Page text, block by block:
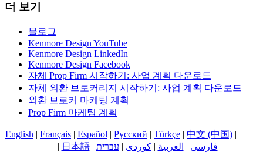
더 보기
블로그
Kenmore Design YouTube
Kenmore Design LinkedIn
Kenmore Design Facebook
자체 Prop Firm 시작하기: 사업 계획 다운로드
자체 외환 브로커리지 시작하기: 사업 계획 다운로드
외환 브로커 마케팅 계획
Prop Firm 마케팅 계획
English | Français | Español | Русский | Türkçe | 中文 (中国) |
| 日本語| עברית | کوردی| العربية | فارسی